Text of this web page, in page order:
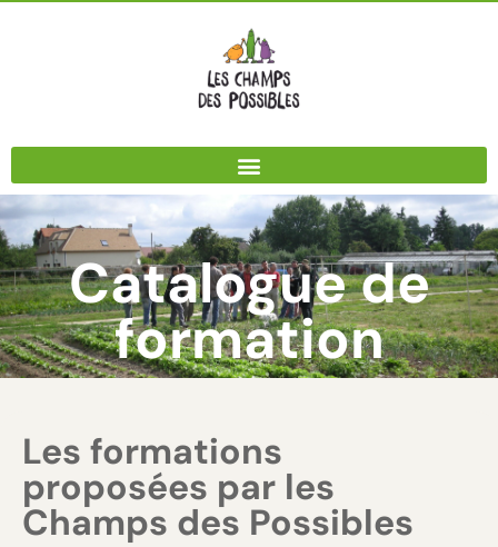
Catalogue de
formation
Les formations
proposées par les
Champs des Possibles